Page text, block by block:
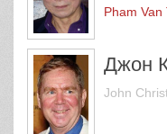
Pham Van
Джон
John